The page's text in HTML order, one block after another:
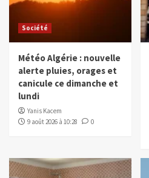
Société
Météo Algérie : nouvelle
alerte pluies, orages et
canicule ce dimanche et
lundi
Yanis Kacem
9 août 2026 à 10:28
0